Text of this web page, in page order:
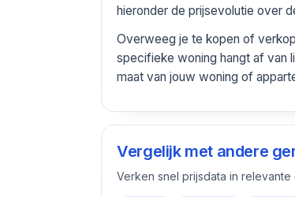
hieronder de prijsevolutie over
Overweeg je te kopen of
specifieke woning hangt af van
maat van jouw woning of
Vergelijk met andere
Verken snel prijsdata in